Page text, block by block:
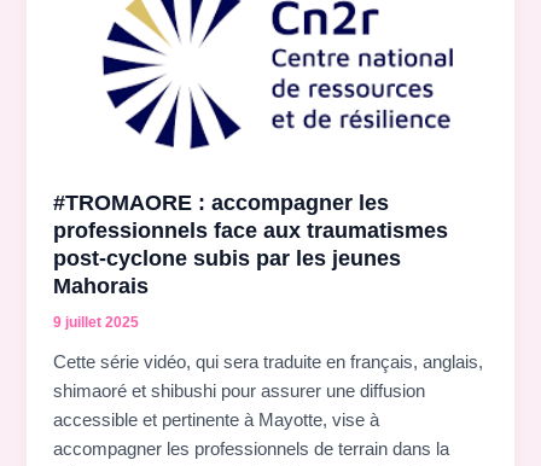
#TROMAORE : accompagner les
professionnels face aux traumatismes
post-cyclone subis par les jeunes
Mahorais
9 juillet 2025
Cette série vidéo, qui sera traduite en français, anglais,
shimaoré et shibushi pour assurer une diffusion
accessible et pertinente à Mayotte, vise à
accompagner les professionnels de terrain dans la